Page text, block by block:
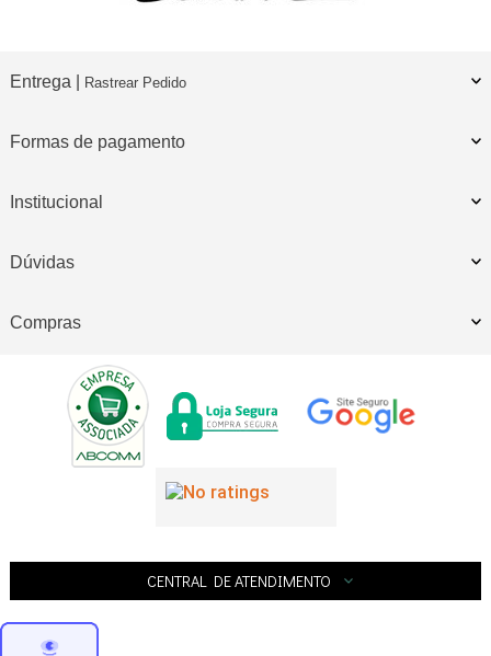
Entrega | Rastrear Pedido
Formas de pagamento
Institucional
Dúvidas
Compras
CENTRAL DE ATENDIMENTO